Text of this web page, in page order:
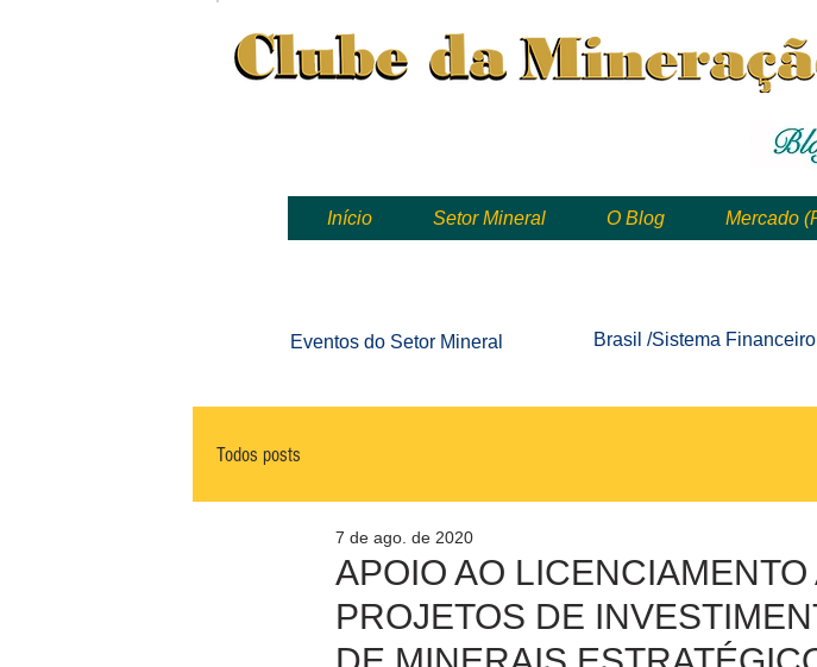
Início Setor Mineral O Blog Mercado
Eventos do Setor Mineral Brasil /Sistema Financeiro
Todos posts
APOIO AO
PROJETOS DE
7 de ago. de 2020